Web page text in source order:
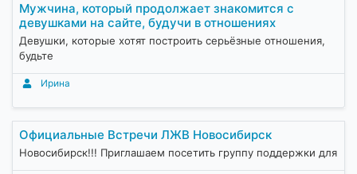
Мужчина, который продолжает знакомится с
девушками на сайте, будучи в отношениях
Девушки, которые хотят построить серьёзные отношения,
будьте
Ирина
Официальные Встречи ЛЖВ Новосибирск
Новосибирск!!! Приглашаем посетить группу поддержки для